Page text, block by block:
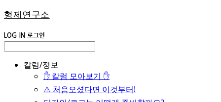
형제연구소
LOG IN 로그인
칼럼/정보
✋ 칼럼 모아보기 ✋
⚠️ 처음오셨다면 이것부터!